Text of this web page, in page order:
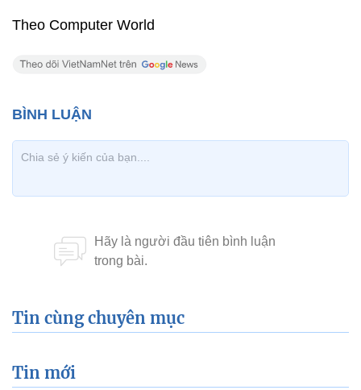
Theo Computer World
Tin cùng chuyên mục
Tin mới